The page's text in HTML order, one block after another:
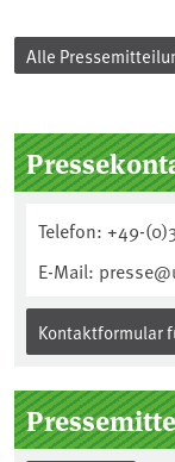
Alle
Telefon: +49-
E-Mail:
Kontaktformular